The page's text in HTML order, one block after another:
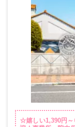
☆嬉しい1,390円